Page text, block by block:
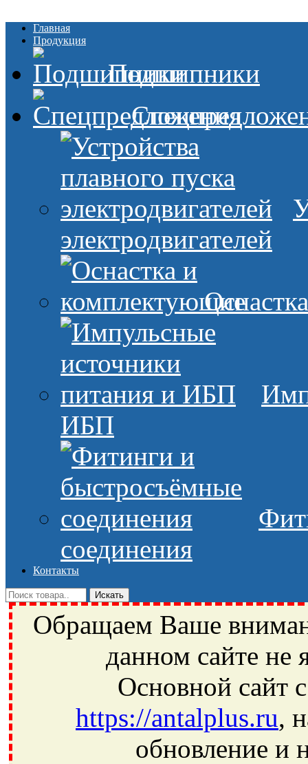
Главная
Продукция
Подшипники
электродвигателей
ИБП
соединения
Контакты
Обращаем Ваше
данном сайте не
Основной сайт
https://antalplus.ru,
обновление и